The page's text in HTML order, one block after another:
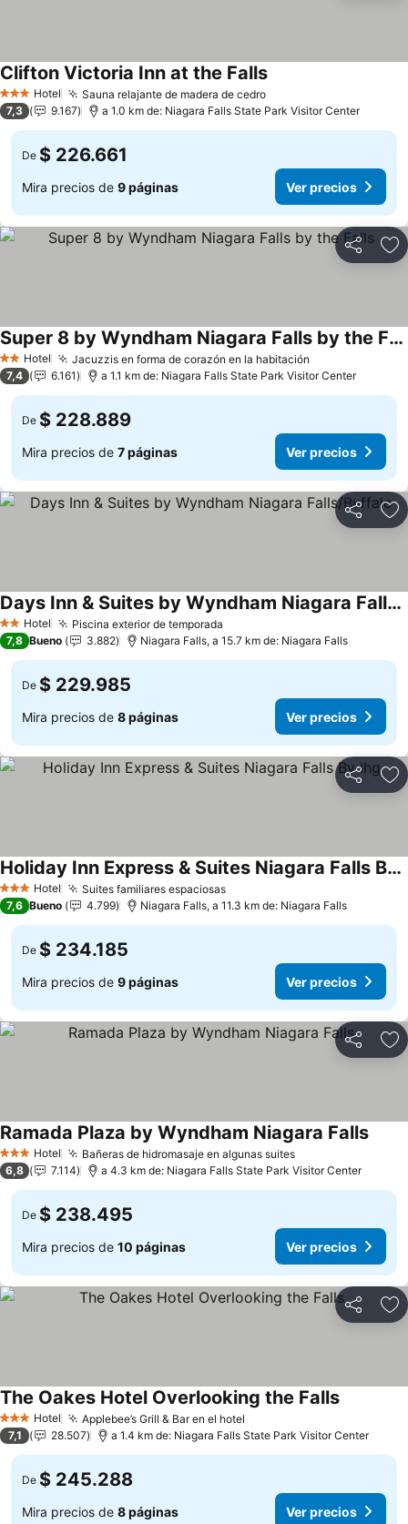
3 Estrellas
Hotel Sauna relajante de madera de cedroVer precios
Clifton Victoria Inn at the FallsVer precios
7,3 9.167 a 1.0 km de: Niagara Falls State Park Visitor Center
De $ 226.661
Mira precios de 9 páginas Ver precios
Compartir
2 Estrellas
Hotel Jacuzzis en forma de corazón en la habitación
Super 8 by Wyndham Niagara Falls by the Falls
Ver precios
7,4 6.161 a 1.1 km de: Niagara Falls State Park Visitor Center
De $ 228.889
Mira precios de 7 páginas Ver precios
Compartir
2 Estrellas
Hotel Piscina exterior de temporada
Days Inn & Suites by Wyndham Niagara Falls/Buffalo
Ver precios
7,8 Bueno 3.882 Niagara Falls, a 15.7 km de: Niagara Falls
De $ 229.985
Mira precios de 8 páginas Ver precios
Compartir
3 Estrellas
Hotel Suites familiares espaciosasVer precios
Holiday Inn Express & Suites Niagara Falls By Ihg
Ver precios
7,6 Bueno 4.799 Niagara Falls, a 11.3 km de: Niagara Falls
De $ 234.185
Mira precios de 9 páginas Ver precios
Compartir
3 Estrellas
Hotel Bañeras de hidromasaje en algunas suitesVer precios
Ramada Plaza by Wyndham Niagara FallsVer
6,8 7.114 a 4.3 km de: Niagara Falls State Park Visitor Center
De $ 238.495
Mira precios de 10 páginas Ver precios
Compartir
3 Estrellas
Hotel Applebee’s Grill & Bar en el hotel
The Oakes Hotel Overlooking the FallsVer
7,1 28.507 a 1.4 km de: Niagara Falls State Park Visitor Center
De $ 245.288
Mira precios de 8 páginas Ver precios